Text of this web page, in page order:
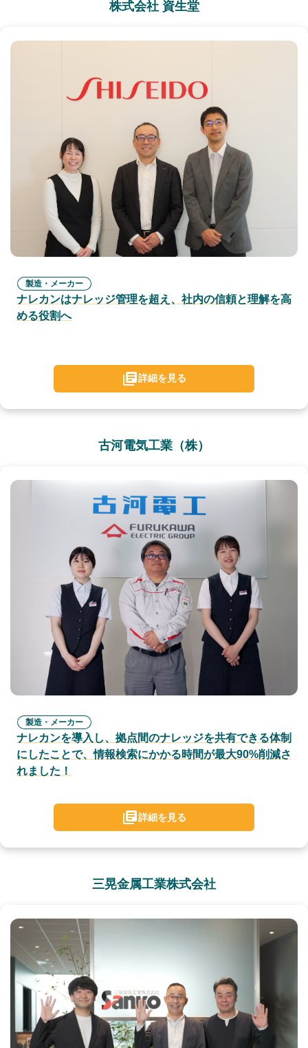
株式会社 資生堂
製造・メーカー
ナレカンはナレッジ管理を超え、社内の信頼と理解を高
める役割へ
詳細を見る
古河電気工業（株）
製造・メーカー
ナレカンを導入し、拠点間のナレッジを共有できる体制
にしたことで、情報検索にかかる時間が最大90%削減さ
れました！
詳細を見る
三晃金属工業株式会社